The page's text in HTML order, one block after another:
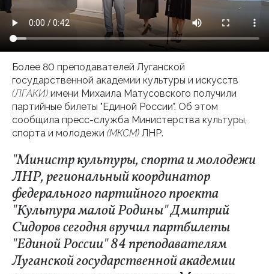
Более 80 преподавателей Луганской
государственной академии культуры и искусств
(ЛГАКИ) имени Михаила Матусовского получили
партийные билеты "Единой России". Об этом
сообщила пресс-служба Министерства культуры,
спорта и молодежи (МКСМ) ЛНР.
"Министр культуры, спорта и молодежи
ЛНР, региональный координатор
федерального партийного проекта
"Культура малой Родины" Дмитрий
Сидоров сегодня вручил партбилеты
"Единой России" 84 преподавателям
Луганской государственной академии